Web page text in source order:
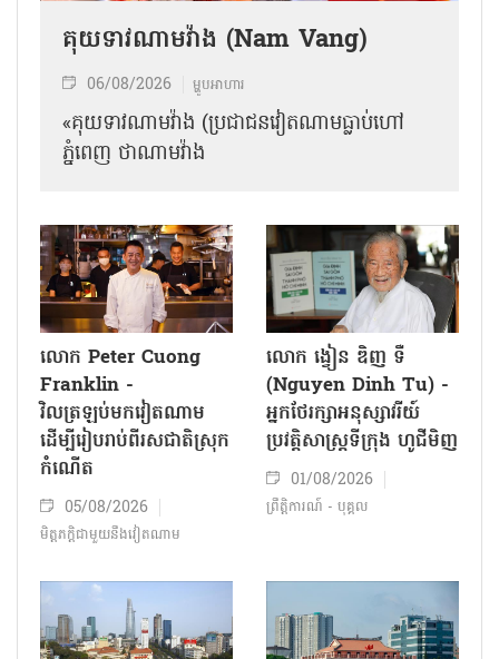
អត្ថបទផ្សេងទៀត
គុយទាវណាមវ៉ាង (Nam Vang)
06/08/2026 ម្ហូបអាហារ
«គុយទាវណាមវ៉ាង (ប្រជាជនវៀតណាមធ្លាប់ហៅ
ភ្នំពេញ ថាណាម​វ៉ាង